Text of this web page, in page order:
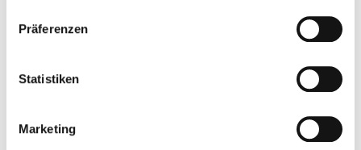
Präferenzen
Statistiken
Marketing
MÜLLER FENSTER